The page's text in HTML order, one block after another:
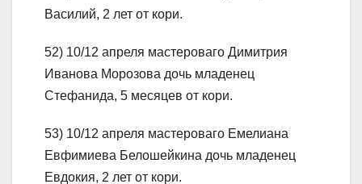
Василий, 2 лет от кори.
52) 10/12 апреля мастероваго Димитрия
Иванова Морозова дочь младенец
Стефанида, 5 месяцев от кори.
53) 10/12 апреля мастероваго Емелиана
Евфимиева Белошейкина дочь младенец
Евдокия, 2 лет от кори.